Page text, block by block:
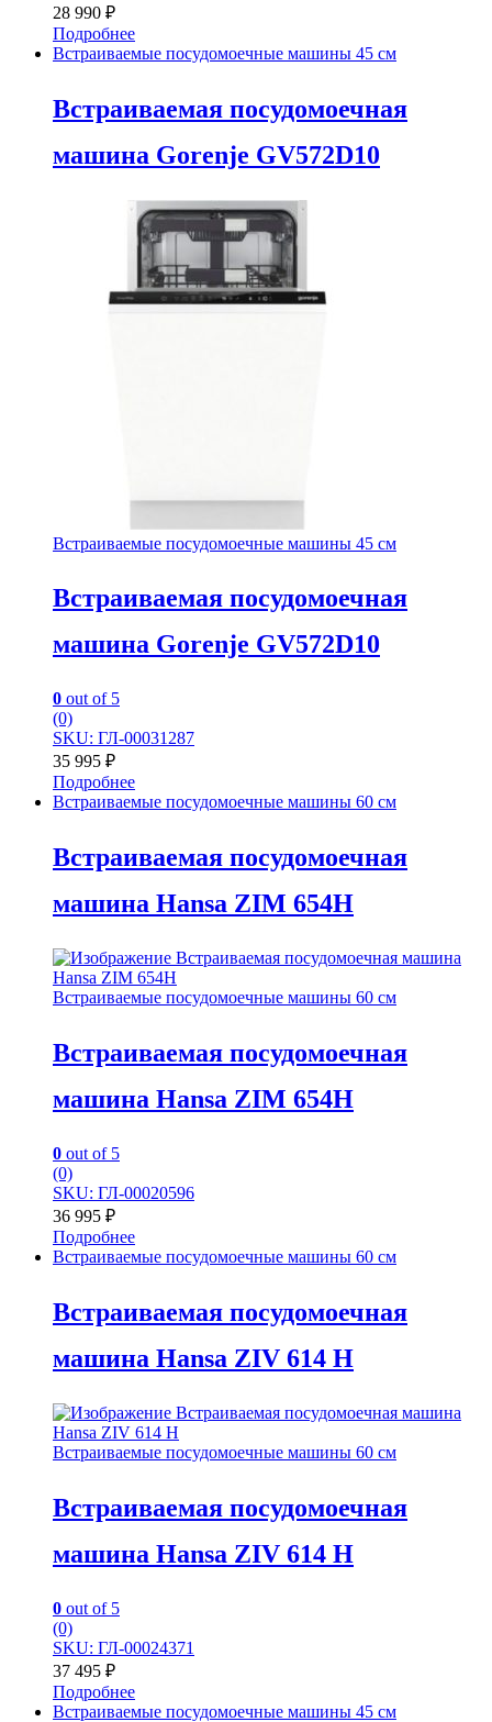
28 990 ₽
Подробнее
Встраиваемые посудомоечные машины 45 см
Встраиваемая посудомоечная
машина Gorenje GV572D10
Встраиваемые посудомоечные машины 45 см
Встраиваемая посудомоечная
машина Gorenje GV572D10
0 out of 5
(0)
SKU: ГЛ-00031287
35 995 ₽
Подробнее
Встраиваемые посудомоечные машины 60 см
Встраиваемая посудомоечная
машина Hansa ZIM 654H
Встраиваемые посудомоечные машины 60 см
Встраиваемая посудомоечная
машина Hansa ZIM 654H
0 out of 5
(0)
SKU: ГЛ-00020596
36 995 ₽
Подробнее
Встраиваемые посудомоечные машины 60 см
Встраиваемая посудомоечная
машина Hansa ZIV 614 H
Встраиваемые посудомоечные машины 60 см
Встраиваемая посудомоечная
машина Hansa ZIV 614 H
0 out of 5
(0)
SKU: ГЛ-00024371
37 495 ₽
Подробнее
Встраиваемые посудомоечные машины 45 см